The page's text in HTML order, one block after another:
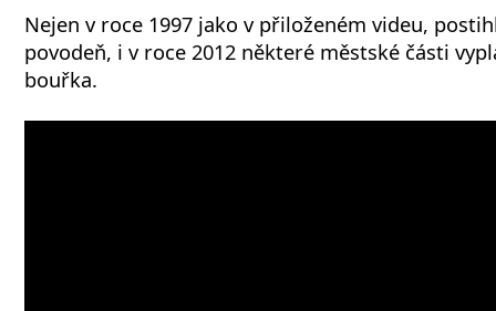
Nejen v roce 1997 jako v přiloženém videu,
povodeň, i v roce 2012 některé městské části
bouřka.